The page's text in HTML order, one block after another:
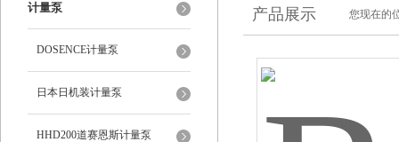
计量泵
DOSENCE计量泵
日本日机装计量泵
HHD200道赛恩斯计量泵
产品展示 您现在的